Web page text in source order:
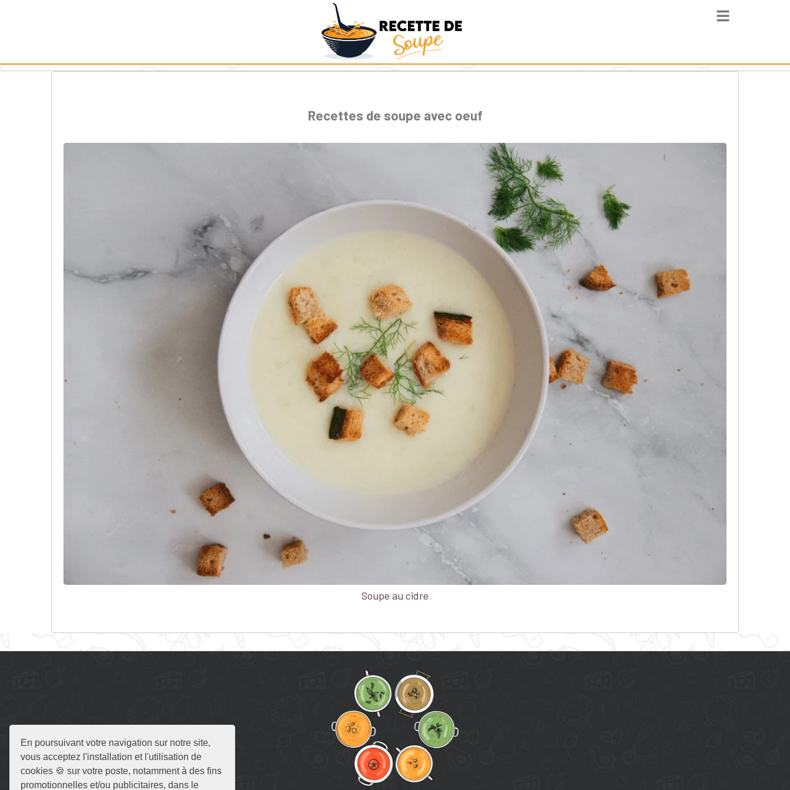
En poursuivant votre navigation sur notre site,
vous acceptez l'installation et l'utilisation de
cookies 🍪 sur votre poste, notamment à des fins
promotionnelles et/ou publicitaires, dans le
Recettes de soupe avec oeuf
Soupe au cidre